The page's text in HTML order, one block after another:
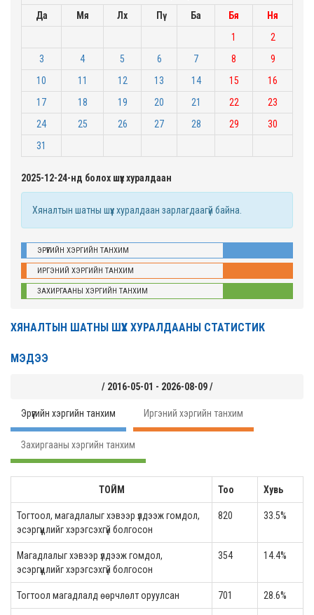
Да
Мя Лх Пү Ба Бя
Ня
1
2
3
4 5 6 7 8
9
10
11 12 13 14 15
16
17
18 19 20 21 22
23
24
25 26 27 28 29
30
31
2025-12-24-нд болох шүүх хуралдаан
Хяналтын шатны шүүх хуралдаан зарлагдаагүй байна.
ЭРҮҮГИЙН ХЭРГИЙН ТАНХИМ
ИРГЭНИЙ ХЭРГИЙН ТАНХИМ
ЗАХИРГААНЫ ХЭРГИЙН ТАНХИМ
ХЯНАЛТЫН ШАТНЫ ШҮҮХ ХУРАЛДААНЫ СТАТИСТИК
МЭДЭЭ
/ 2016-05-01 - 2026-08-09 /
Эрүүгийн хэргийн танхим Иргэний хэргийн танхим
Захиргааны хэргийн танхим
ТОЙМ Тоо Хувь
Тогтоол, магадлалыг хэвээр үлдээж гомдол,
эсэргүүцлийг хэрэгсэхгүй болгосон
820 33.5%
Магадлалыг хэвээр үлдээж гомдол,
эсэргүүцлийг хэрэгсэхгүй болгосон
354 14.4%
Тогтоол магадлалд өөрчлөлт оруулсан 701 28.6%